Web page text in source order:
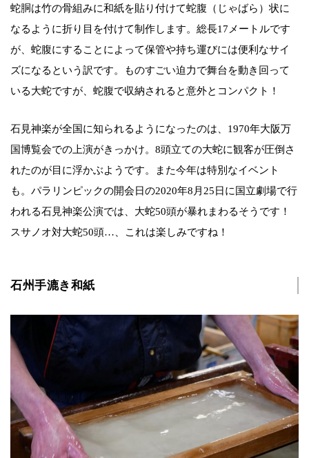
蛇胴は竹の骨組みに和紙を貼り付けて蛇腹（じゃばら）状に
なるように折り目を付けて制作します。総長17メートルです
が、蛇腹にすることによって保管や持ち運びには便利なサイ
ズになるという訳です。ものすごい迫力で舞台を動き回って
いる大蛇ですが、蛇腹で収納されると意外とコンパクト！
石見神楽が全国に知られるようになったのは、1970年大阪万
国博覧会での上演がきっかけ。8頭立ての大蛇に観客が圧倒さ
れたのが目に浮かぶようです。また今年は特別なイベント
も。パラリンピックの開会日の2020年8月25日に国立劇場で行
われる石見神楽公演では、大蛇50頭が暴れまわるそうです！
スサノオ対大蛇50頭…、これは楽しみですね！
石州手漉き和紙